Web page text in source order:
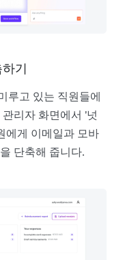
기
루고 있는 직원들에
리자 화면에서 '넛
에게 이메일과 모바
단축해 줍니다.